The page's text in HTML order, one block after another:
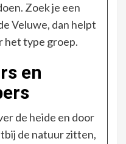
Zoek je een
Veluwe, dan helpt
het type groep.
en
de heide en door
de natuur zitten,